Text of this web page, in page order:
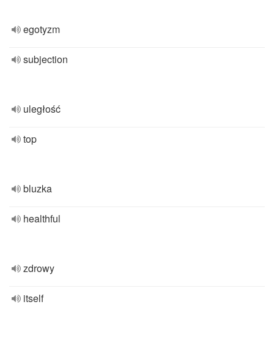
egotyzm
subjection
uległość
top
bluzka
healthful
zdrowy
itself